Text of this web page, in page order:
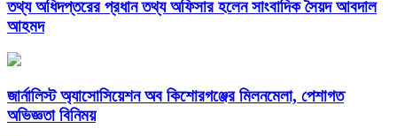
তথ্য অধিদপ্তরের প্রধান তথ্য অফিসার হলেন সাংবাদিক সৈয়দ আবদাল
আহমদ
জার্নালিস্ট অ্যাসোসিয়েশন অব কিশোরগঞ্জের মিলনমেলা, পেশাগত
অভিজ্ঞতা বিনিময়